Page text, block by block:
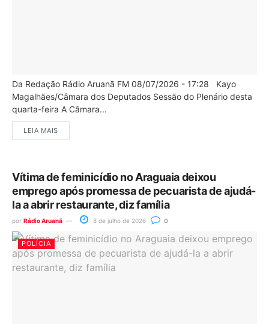
Da Redação Rádio Aruanã FM 08/07/2026 - 17:28 Kayo
Magalhães/Câmara dos Deputados Sessão do Plenário desta
quarta-feira A Câmara...
LEIA MAIS
Vítima de feminicídio no Araguaia deixou
emprego após promessa de pecuarista de ajudá-
la a abrir restaurante, diz família
por Rádio Aruanã 8 de julho de 2026 0
POLÍCIA